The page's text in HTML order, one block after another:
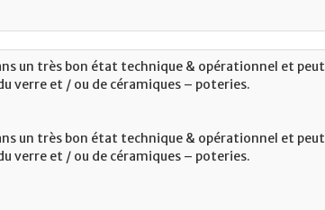
un très bon état technique & opérationnel et peut
verre et / ou de céramiques – poteries.
un très bon état technique & opérationnel et peut
verre et / ou de céramiques – poteries.